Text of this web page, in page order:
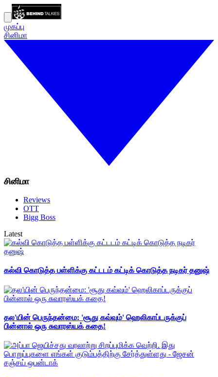
முகப்பு
சினிமா
சினிமா
Reviews
OTT
Bigg Boss
Latest
கல்வி கொடுத்த பள்ளிக்கு கட்டடம் கட்டிக் கொடுத்த நடிகர் தனுஷ்
தல'யின் பெருந்தன்மை: 'சூது கவ்வும்' ஹெலிகாப்டருக்குப்
பின்னால் ஒரு சுவாரஸ்யக் கதை!